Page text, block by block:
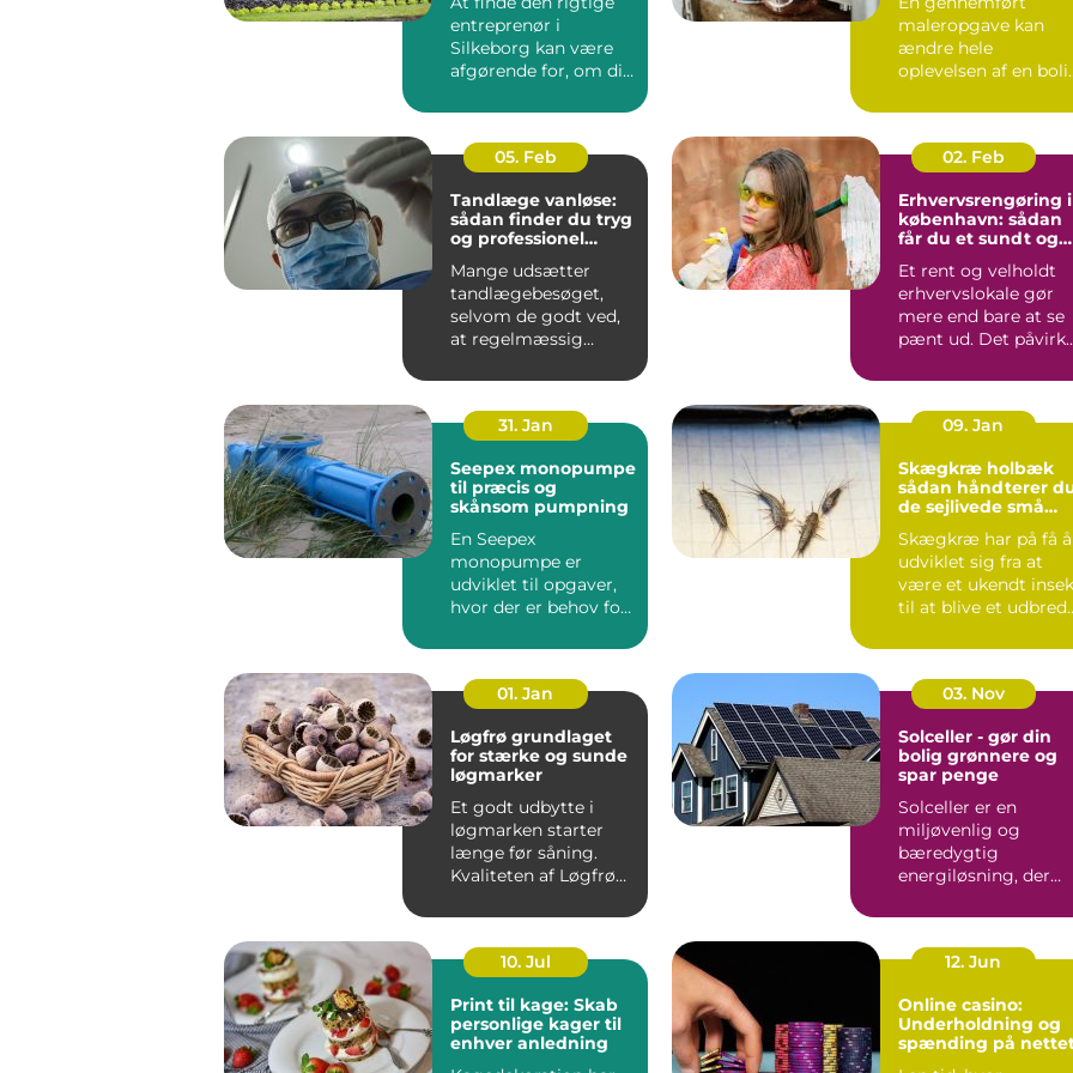
entreprenør i
Silkeborg kan være
afgørende for, om dit
haveprojekt...
maleropgave kan
ændre hele
oplevelsen af en
Farver, finish...
05. Feb
Tandlæge vanløse:
sådan finder du tryg
og professionel
Mange udsætter
tandlægebesøget,
selvom de godt ved,
at regelmæssig
Nogle gør de...
02. Feb
Erhvervsrengøring i
københavn: sådan
får du et sundt og
arbejdsmiljø
Et rent og velholdt
erhvervslokale gør
mere end bare at se
pænt ud. Det
medarbejdernes...
31. Jan
Seepex monopumpe
til præcis og
skånsom pumpning
En Seepex
monopumpe er
udviklet til opgaver,
hvor der er behov for
skånsom håndterin...
09. Jan
Skægkræ holbæk
sådan håndterer
de sejlivede små
Skægkræ har på få
udviklet sig fra at
være et ukendt
til at blive et udbredt
01. Jan
Løgfrø grundlaget
for stærke og sunde
løgmarker
Et godt udbytte i
løgmarken starter
længe før såning.
Kvaliteten af Løgfrø
planter...
03. Nov
Solceller - gør din
bolig grønnere og
spar penge
Solceller er en
miljøvenlig og
bæredygtig
energiløsning, der
mere...
10. Jul
Print til kage: Skab
personlige kager til
enhver anledning
12. Jun
Online casino:
Underholdning og
spænding på